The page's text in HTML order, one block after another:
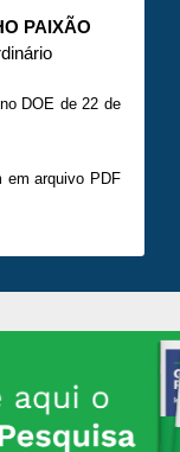
PAIXÃO
DOE de 22 de
em arquivo PDF